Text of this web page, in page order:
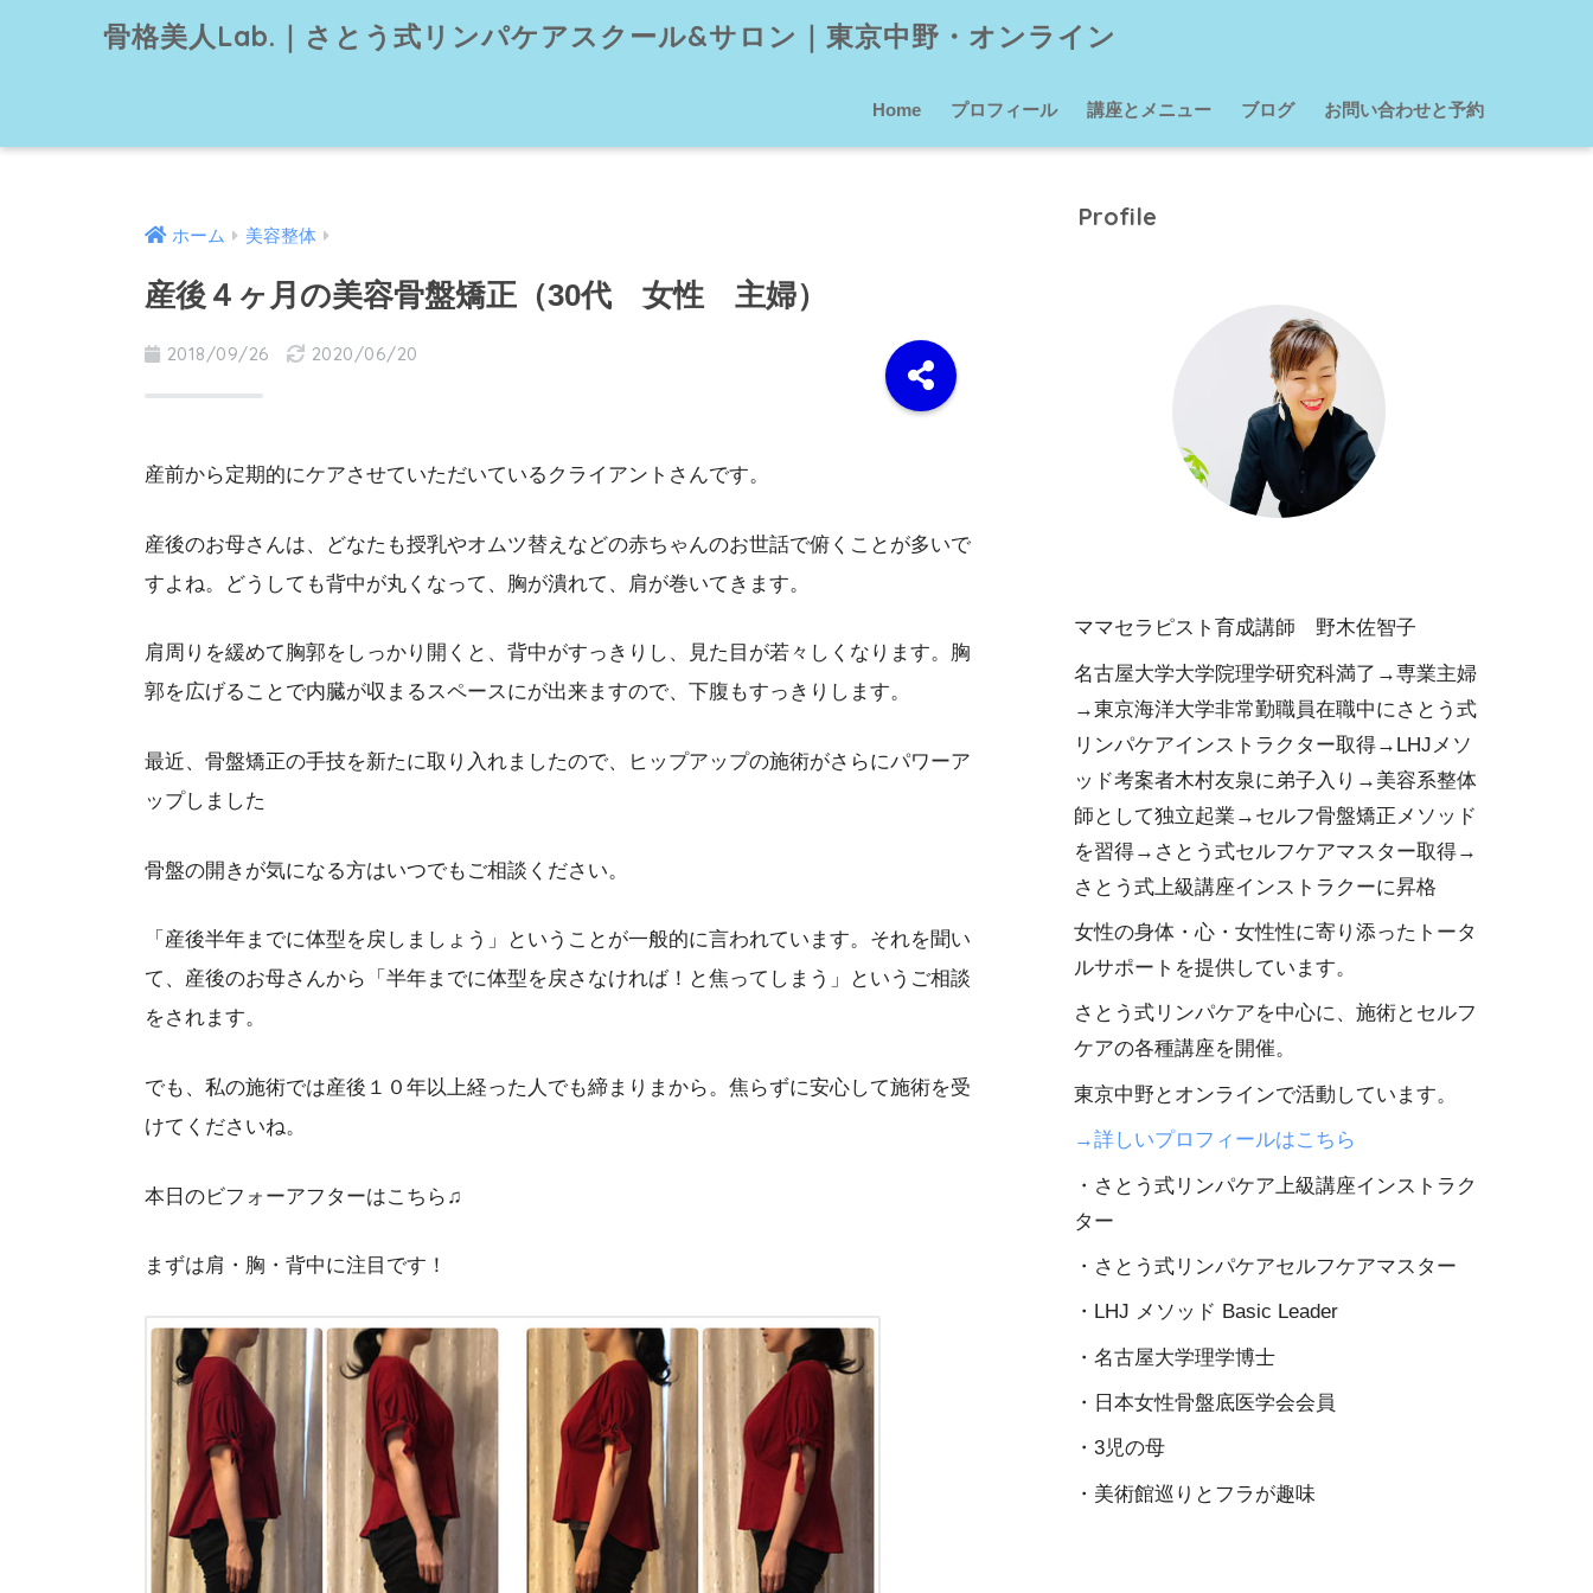
骨格美人Lab.｜さとう式リンパケアスクール&サロン｜東京中野・オンライン
Home プロフィール 講座とメニュー ブログ お問い合わせと予約
ホーム 美容整体
産後４ヶ月の美容骨盤矯正（30代 女性 主婦）
2018/09/26 2020/06/20
産前から定期的にケアさせていただいているクライアントさんです。
産後のお母さんは、どなたも授乳やオムツ替えなどの赤ちゃんのお世話で俯くことが多いで
すよね。どうしても背中が丸くなって、胸が潰れて、肩が巻いてきます。
肩周りを緩めて胸郭をしっかり開くと、背中がすっきりし、見た目が若々しくなります。胸
郭を広げることで内臓が収まるスペースにが出来ますので、下腹もすっきりします。
最近、骨盤矯正の手技を新たに取り入れましたので、ヒップアップの施術がさらにパワーア
ップしました
骨盤の開きが気になる方はいつでもご相談ください。
「産後半年までに体型を戻しましょう」ということが一般的に言われています。それを聞い
て、産後のお母さんから「半年までに体型を戻さなければ！と焦ってしまう」というご相談
をされます。
でも、私の施術では産後１０年以上経った人でも締まりまから。焦らずに安心して施術を受
けてくださいね。
本日のビフォーアフターはこちら♫
まずは肩・胸・背中に注目です！
Profile
ママセラピスト育成講師 野木佐智子
名古屋大学大学院理学研究科満了→専業主婦
→東京海洋大学非常勤職員在職中にさとう式
リンパケアインストラクター取得→LHJメソ
ッド考案者木村友泉に弟子入り→美容系整体
師として独立起業→セルフ骨盤矯正メソッド
を習得→さとう式セルフケアマスター取得→
さとう式上級講座インストラクーに昇格
女性の身体・心・女性性に寄り添ったトータ
ルサポートを提供しています。
さとう式リンパケアを中心に、施術とセルフ
ケアの各種講座を開催。
東京中野とオンラインで活動しています。
→詳しいプロフィールはこちら
・さとう式リンパケア上級講座インストラク
ター
・さとう式リンパケアセルフケアマスター
・LHJ メソッド Basic Leader
・名古屋大学理学博士
・日本女性骨盤底医学会会員
・3児の母
・美術館巡りとフラが趣味